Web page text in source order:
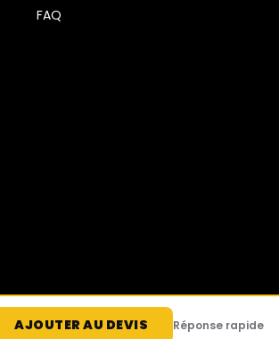
FAQ
AJOUTER AU DEVIS Réponse rapide
en garantissant la conformité avec